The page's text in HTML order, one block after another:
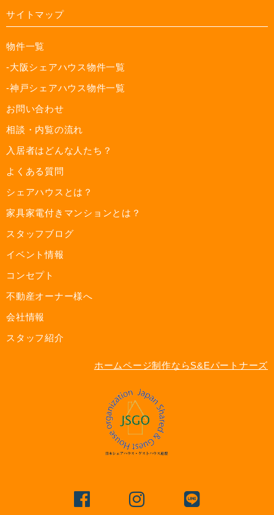
サイトマップ
物件一覧
-大阪シェアハウス物件一覧
-神戸シェアハウス物件一覧
お問い合わせ
相談・内覧の流れ
入居者はどんな人たち？
よくある質問
シェアハウスとは？
家具家電付きマンションとは？
スタッフブログ
イベント情報
コンセプト
不動産オーナー様へ
会社情報
スタッフ紹介
ホームページ制作ならS&Eパートナーズ